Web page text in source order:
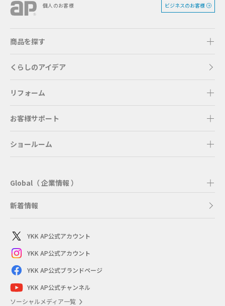
個人のお客様 ビジネスのお客様
商品を探す
くらしのアイデア
リフォーム
お客様サポート
ショールーム
Global（ 企業情報 ）
新着情報
YKK AP公式アカウント
YKK AP公式アカウント
YKK AP公式ブランドページ
YKK AP公式チャンネル
ソーシャルメディア一覧